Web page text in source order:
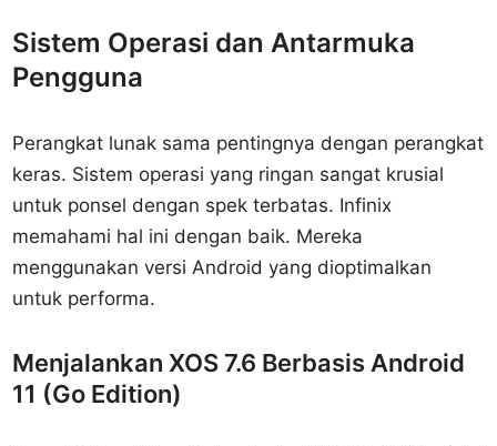
Sistem Operasi dan Antarmuka
Pengguna
Perangkat lunak sama pentingnya dengan perangkat
keras. Sistem operasi yang ringan sangat krusial
untuk ponsel dengan spek terbatas. Infinix
memahami hal ini dengan baik. Mereka
menggunakan versi Android yang dioptimalkan
untuk performa.
Menjalankan XOS 7.6 Berbasis Android
11 (Go Edition)